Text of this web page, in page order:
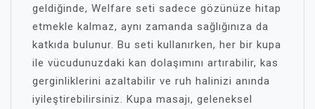
geldiğinde, Welfare seti sadece gözünüze hitap
etmekle kalmaz, aynı zamanda sağlığınıza da
katkıda bulunur. Bu seti kullanırken, her bir kupa
ile vücudunuzdaki kan dolaşımını artırabilir, kas
gerginliklerini azaltabilir ve ruh halinizi anında
iyileştirebilirsiniz. Kupa masajı, geleneksel